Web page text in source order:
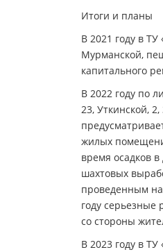
Итоги и планы
В 2021 году в
Мурманской,
капитального
В 2022 году по
23, Уткинской,
жилых
время осадков
шахтовых
проведенным
году
со стороны
В 2023 году в